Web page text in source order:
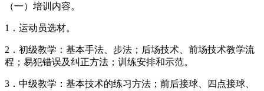
（一）培训内容。
1．运动员选材。
2．初级教学：基本手法、步法；后场技术、前场技术教学流
程；易犯错误及纠正方法；训练安排和示范。
3．中级教学：基本技术的练习方法；前后接球、四点接球、